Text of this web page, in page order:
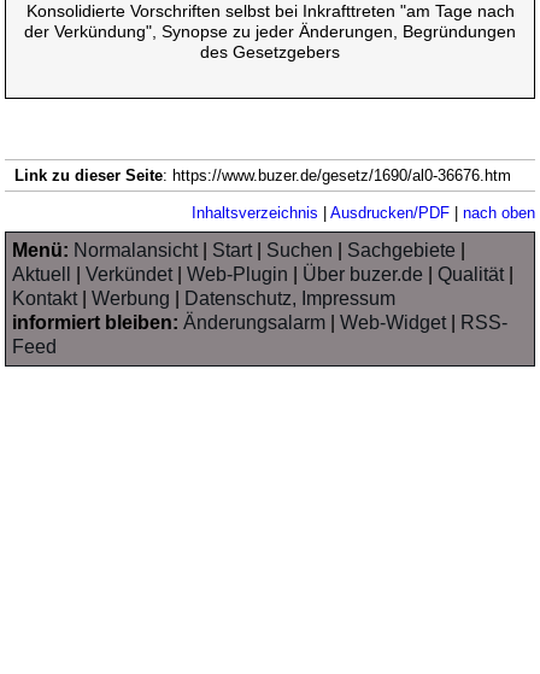
Konsolidierte Vorschriften selbst bei Inkrafttreten "am Tage nach
der Verkündung", Synopse zu jeder Änderungen, Begründungen
des Gesetzgebers
Link zu dieser Seite: https://www.buzer.de/gesetz/1690/al0-36676.htm
Inhaltsverzeichnis Ausdrucken/PDF| nach oben
Menü: Normalansicht| Start| Suchen Sachgebiete
Aktuell
|Verkündet|Web-Plugin Über buzer.de |Qualität|
Kontakt|Werbung
Datenschutz, Impressum
informiert bleiben: Änderungsalarm |Web-Widget|
RSS-
Feed